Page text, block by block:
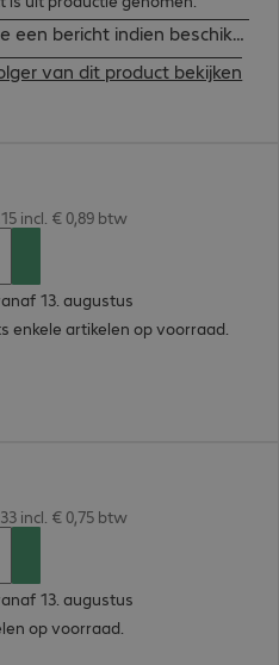
een bericht indien beschikbaar
van dit product bekijken
incl. € 0,89 btw
13. augustus
enkele artikelen op voorraad.
incl. € 0,75 btw
13. augustus
op voorraad.